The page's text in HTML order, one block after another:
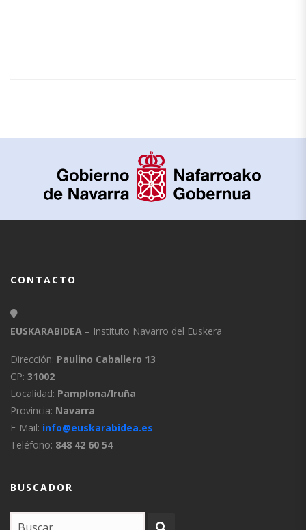
CONTACTO
EUSKARABIDEA – Instituto Navarro del Euskera
Dirección: Paulino Caballero 13
CP: 31002
Localidad: Pamplona/Iruña
Provincia: Navarra
E-Mail: info@euskarabidea.es
Teléfono: 848 42 60 54
BUSCADOR